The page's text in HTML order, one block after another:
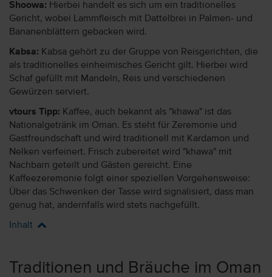
Shoowa: Hierbei handelt es sich um ein traditionelles
Gericht, wobei Lammfleisch mit Dattelbrei in Palmen- und
Bananenblättern gebacken wird.
Kabsa: Kabsa gehört zu der Gruppe von Reisgerichten, die
als traditionelles einheimisches Gericht gilt. Hierbei wird
Schaf gefüllt mit Mandeln, Reis und verschiedenen
Gewürzen serviert.
vtours Tipp: Kaffee, auch bekannt als "khawa" ist das
Nationalgetränk im Oman. Es steht für Zeremonie und
Gastfreundschaft und wird traditionell mit Kardamon und
Nelken verfeinert. Frisch zubereitet wird "khawa" mit
Nachbarn geteilt und Gästen gereicht. Eine
Kaffeezeremonie folgt einer speziellen Vorgehensweise:
Über das Schwenken der Tasse wird signalisiert, dass man
genug hat, andernfalls wird stets nachgefüllt.
Inhalt
Traditionen und Bräuche im Oman